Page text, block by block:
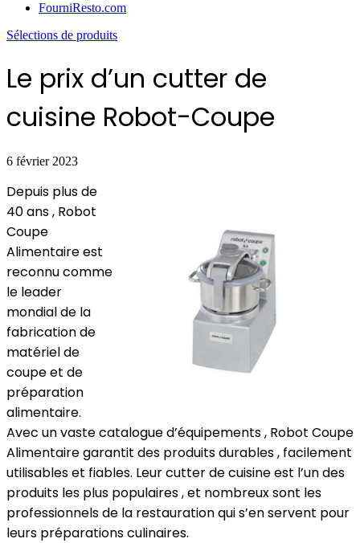
FourniResto.com
Sélections de produits
Le prix d’un cutter de
cuisine Robot-Coupe
6 février 2023
Depuis plus de
40 ans , Robot
Coupe
Alimentaire est
reconnu comme
le leader
mondial de la
fabrication de
matériel de
coupe et de
préparation
alimentaire.
Avec un vaste catalogue d’équipements , Robot Coupe
Alimentaire garantit des produits durables , facilement
utilisables et fiables. Leur cutter de cuisine est l’un des
produits les plus populaires , et nombreux sont les
professionnels de la restauration qui s’en servent pour
leurs préparations culinaires.